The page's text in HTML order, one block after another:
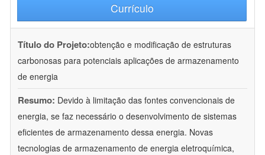
Currículo
Título do Projeto:obtenção e modificação de estruturas
carbonosas para potenciais aplicações de armazenamento
de energia
Resumo: Devido à limitação das fontes convencionais de
energia, se faz necessário o desenvolvimento de sistemas
eficientes de armazenamento dessa energia. Novas
tecnologias de armazenamento de energia eletroquímica,